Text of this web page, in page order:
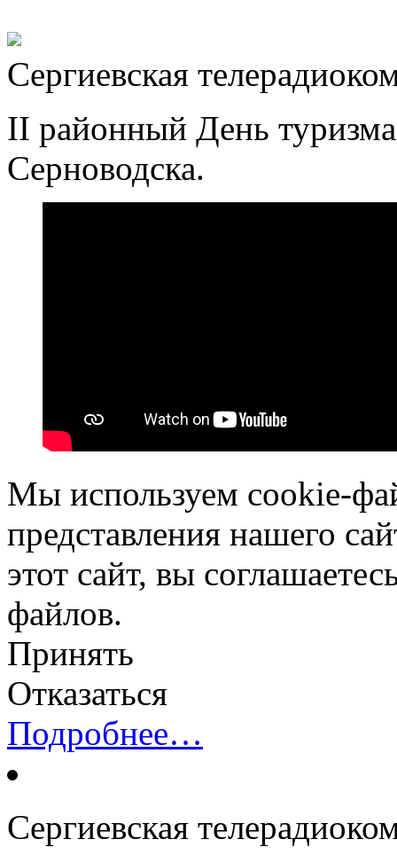
Сергиевская
II районный День
Серноводска.
Мы используем cookie-
представления нашего
этот сайт, вы
файлов.
Принять
Отказаться
Подробнее…
Сергиевская